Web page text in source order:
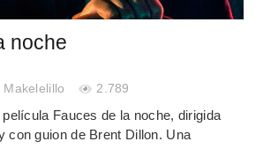
noche
Makelelillo 2.789
Fauces de la noche, dirigida
con guion de Brent Dillon. Una